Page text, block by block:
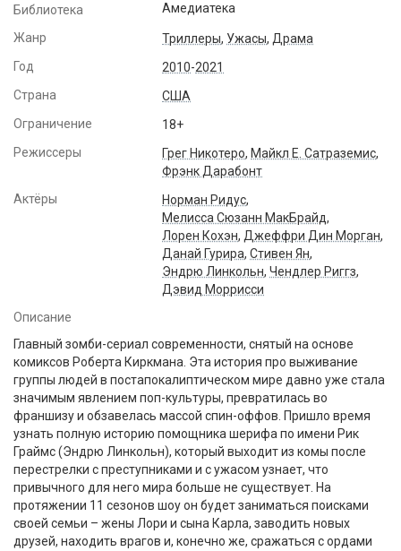
О сайте
Активировать промокод
Библиотека Амедиатека
Жанр Триллеры, Ужасы, Драма
Год
2010-2021
Страна
США
Ограничение
18+
Режиссеры
Грег Никотеро, Майкл Е. Сатраземис,
Фрэнк Дарабонт
Актёры
Норман Ридус,
Мелисса Сюзанн МакБрайд,
Лорен Кохэн, Джеффри Дин Морган,
Данай Гурира, Стивен Ян,
Эндрю Линкольн, Чендлер Риггз,
Дэвид Моррисси
Описание
Главный зомби-сериал современности, снятый на основе
комиксов Роберта Киркмана. Эта история про выживание
группы людей в постапокалиптическом мире давно уже стала
значимым явлением поп-культуры, превратилась во
франшизу и обзавелась массой спин-оффов. Пришло время
узнать полную историю помощника шерифа по имени Рик
Граймс (Эндрю Линкольн), который выходит из комы после
перестрелки с преступниками и с ужасом узнает, что
привычного для него мира больше не существует. На
протяжении 11 сезонов шоу он будет заниматься поисками
своей семьи – жены Лори и сына Карла, заводить новых
друзей, находить врагов и, конечно же, сражаться с ордами